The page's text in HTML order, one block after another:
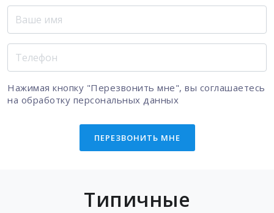
Нажимая кнопку "Перезвонить мне", вы соглашаетесь
на обработку персональных данных
ПЕРЕЗВОНИТЬ МНЕ
Типичные